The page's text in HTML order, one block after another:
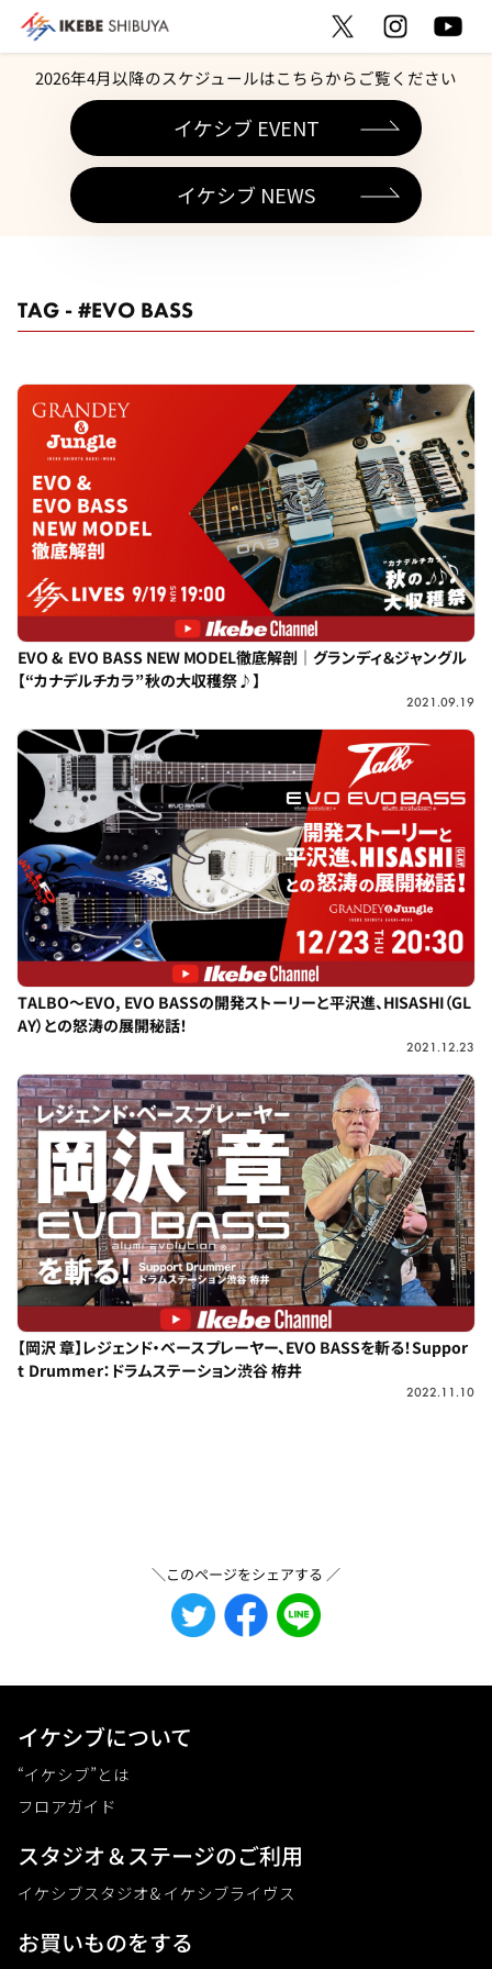
2026年4月以降のスケジュールはこちらからご覧ください
イケシブ EVENT
イケシブ NEWS
TAG - #EVO BASS
EVO & EVO BASS NEW MODEL徹底解剖｜グランディ＆ジャングル
【“カナデルチカラ”秋の大収穫祭♪】
2021.09.19
TALBO～EVO, EVO BASSの開発ストーリーと平沢進、HISASHI（GL
AY）との怒涛の展開秘話！
2021.12.23
【岡沢 章】レジェンド・ベースプレーヤー、EVO BASSを斬る！Suppor
t Drummer：ドラムステーション渋谷 栫井
2022.11.10
＼このページをシェアする ／
イケシブについて
“イケシブ”とは
フロアガイド
スタジオ＆ステージのご利⽤
イケシブスタジオ& イケシブライヴス
お買いものをする